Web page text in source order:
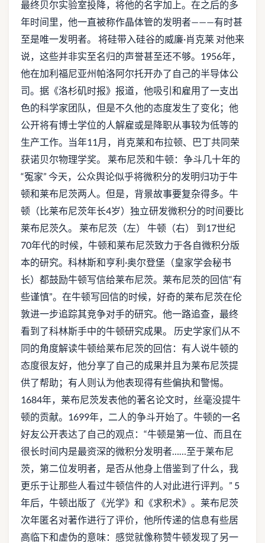
最终贝尔实验室投降，将他的名字加上。在之后的多
年时间里，他一直被称作晶体管的发明者———有时甚
至是唯一发明者。 将硅带入硅谷的威廉·肖克莱 对他来
说，这些并非实至名归的声誉甚至还不够。1956年，
他在加利福尼亚州帕洛阿尔托开办了自己的半导体公
司。据《洛杉矶时报》报道，他吸引和雇用了一支出
色的科学家团队，但是不久他的态度发生了变化；他
公开将有博士学位的人解雇或是降职从事较为低等的
生产工作。当年11月，肖克莱和布拉顿、巴丁共同荣
获诺贝尔物理学奖。 莱布尼茨和牛顿：争斗几十年的
“冤家” 今天，公众舆论似乎将微积分的发明归功于牛
顿和莱布尼茨两人。但是，背景故事要复杂得多。牛
顿（比莱布尼茨年长4岁）独立研发微积分的时间要比
莱布尼茨久。 莱布尼茨（左） 牛顿（右） 到17世纪
70年代的时候，牛顿和莱布尼茨致力于各自微积分版
本的研究。科林斯和亨利·奥尔登堡（皇家学会秘书
长）都鼓励牛顿写信给莱布尼茨。莱布尼茨的回信“有
些谨慎”。在牛顿写回信的时候，好奇的莱布尼茨在伦
敦进一步追踪其竞争对手的研究。他一路追查，最终
看到了科林斯手中的牛顿研究成果。 历史学家们从不
同的角度解读牛顿给莱布尼茨的回信：有人说牛顿的
态度很友好，他分享了自己的成果并且为莱布尼茨提
供了帮助；有人则认为他表现得有些偏执和警惕。
1684年，莱布尼茨发表他的著名论文时，丝毫没提牛
顿的贡献。1699年，二人的争斗开始了。牛顿的一名
好友公开表达了自己的观点：“牛顿是第一位、而且在
很长时间内是最资深的微积分发明者……至于莱布尼
茨，第二位发明者，是否从他身上借鉴到了什么，我
更乐于让那些人看过牛顿信件的人对此进行评判。” 5
年后，牛顿出版了《光学》和《求积术》。莱布尼茨
次年匿名对著作进行了评价，他所传递的信息有些居
高临下和虚伪的意味：感觉就像称赞牛顿发现了另一